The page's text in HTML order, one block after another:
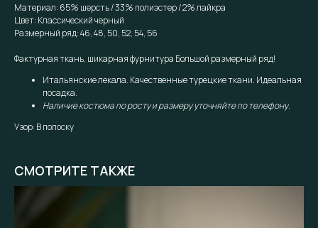
Материал: 65% шерсть / 33% полиэстер / 2% лайкра
Цвет: Классический черный
Размерный ряд: 46, 48, 50, 52, 54, 56
Фактурная ткань, шикарная фурнитура Большой размерный ряд!
Итальянские лекала. Качественные турецкие ткани. Идеальная
посадка.
Наличие костюма по росту и размеру уточняйте по телефону.
Узор: В полоску
СМОТРИТЕ ТАКЖЕ